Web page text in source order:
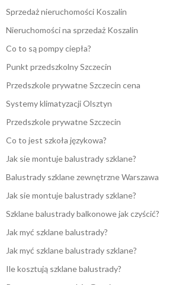
Sprzedaż nieruchomości Koszalin
Nieruchomości na sprzedaż Koszalin
Co to są pompy ciepła?
Punkt przedszkolny Szczecin
Przedszkole prywatne Szczecin cena
Systemy klimatyzacji Olsztyn
Przedszkole prywatne Szczecin
Co to jest szkoła językowa?
Jak sie montuje balustrady szklane?
Balustrady szklane zewnętrzne Warszawa
Jak sie montuje balustrady szklane?
Szklane balustrady balkonowe jak czyścić?
Jak myć szklane balustrady?
Jak myć szklane balustrady szklane?
Ile kosztują szklane balustrady?